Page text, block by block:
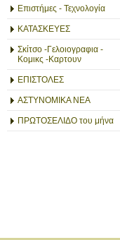
Επιστήμες - Τεχνολογία
ΚΑΤΑΣΚΕΥΕΣ
Σκίτσο -Γελοιογραφια -
Κομικς -Καρτουν
ΕΠΙΣΤΟΛΕΣ
ΑΣΤΥΝΟΜΙΚΑ ΝΕΑ
ΠΡΩΤΟΣΕΛΙΔΟ του μήνα